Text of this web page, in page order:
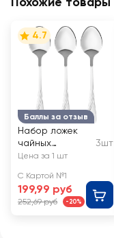
Баллы за отзыв
4.7
Набор ложек
чайных
HOMECLUB Line
сталь Арт. SD-
ts4
3шт
Цена за 1 шт
С Картой №1
199,99 руб
252,69 руб -20%